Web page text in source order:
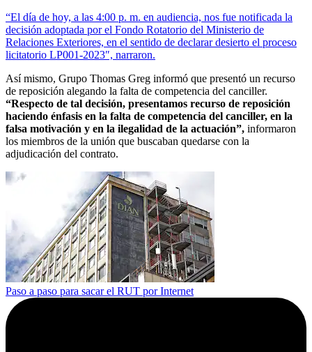
“El día de hoy, a las 4:00 p. m. en audiencia, nos fue notificada la
decisión adoptada por el Fondo Rotatorio del Ministerio de
Relaciones Exteriores, en el sentido de declarar desierto el proceso
licitatorio LP001-2023″, narraron.
Así mismo, Grupo Thomas Greg informó que presentó un recurso
de reposición alegando la falta de competencia del canciller.
“Respecto de tal decisión, presentamos recurso de reposición
haciendo énfasis en la falta de competencia del canciller, en la
falsa motivación y en la ilegalidad de la actuación”, informaron
los miembros de la unión que buscaban quedarse con la
adjudicación del contrato.
Paso a paso para sacar el RUT por Internet